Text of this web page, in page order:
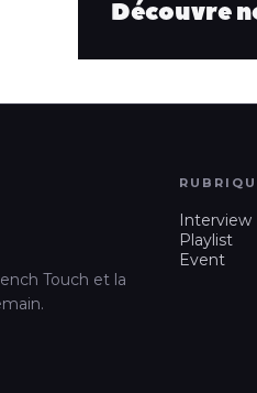
Découvre
Touch et la
Interview
Playlist
Event